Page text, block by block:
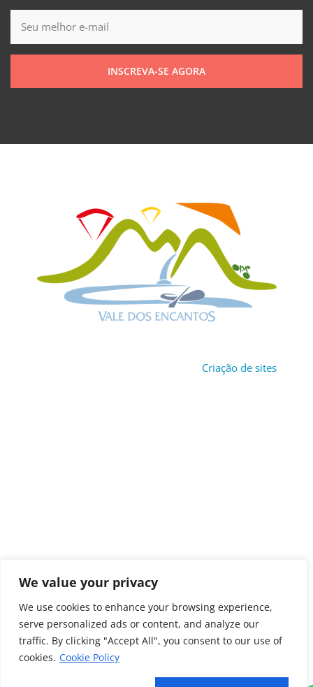
We value your privacy
We use cookies to enhance your browsing experience,
serve personalized ads or content, and analyze our
traffic. By clicking "Accept All", you consent to our use of
cookies. Cookie Policy
INSCREVA-SE AGORA
Criação de sites